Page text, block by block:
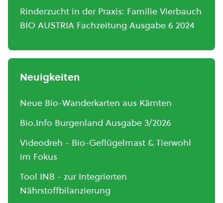
Rinderzucht in der Praxis: Familie Vierbauch
BIO AUSTRIA Fachzeitung Ausgabe 6 2024
Neuigkeiten
Neue Bio-Wanderkarten aus Kärnten
Bio.Info Burgenland Ausgabe 3/2026
Videodreh - Bio-Geflügelmast & Tierwohl
im Fokus
Tool INB - zur Integrierten
Nährstoffbilanzierung